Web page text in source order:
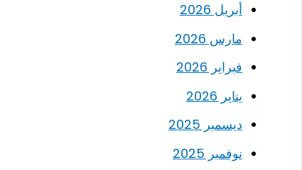
أبريل 2026
مارس 2026
فبراير 2026
يناير 2026
ديسمبر 2025
نوفمبر 2025